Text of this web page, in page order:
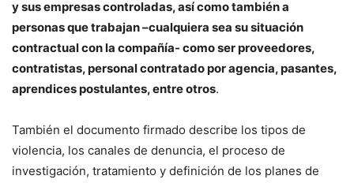
y sus empresas controladas, así como también a
personas que trabajan –cualquiera sea su situación
contractual con la compañía- como ser proveedores,
contratistas, personal contratado por agencia, pasantes,
aprendices postulantes, entre otros.
También el documento firmado describe los tipos de
violencia, los canales de denuncia, el proceso de
investigación, tratamiento y definición de los planes de